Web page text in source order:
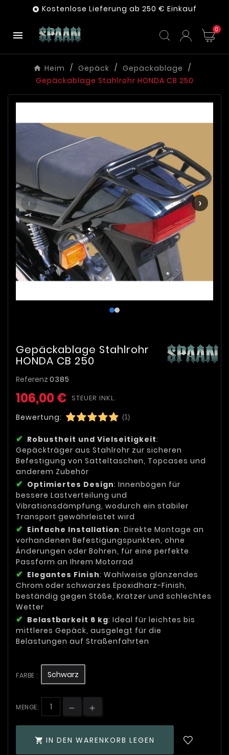
 Kostenlose Lieferung ab 250 € Einkauf
 0
Heim Gepäck
Gepäckablage
Gepäckablage Stahlrohr HONDA CB 250
‹ ›
Gepäckablage Stahlrohr
HONDA CB 250
Referenz 0385
106,00 € STEUER INKL.
Bewertung: (1)
Robustheit und Vielseitigkeit:
Gepäckträger aus Stahlrohr zur sicheren
Befestigung von Satteltaschen, Topcases und
anderem Zubehör
Optimiertes Design: Innenbögen für
bessere Lastverteilung und
Vibrationsdämpfung, wodurch ein stabiler
Transport gewährleistet wird
Einfache Installation: Direkte Montage an
vorhandenen Befestigungspunkten, ohne
Änderungen oder Bohren, für eine perfekte
Passform an Ihrem Motorrad
Elegantes Finish: Wahlweise glänzendes
Chrom oder schwarzes Epoxidharz-Finish,
beständig gegen Stöße, Kratzer und schlechtes
Wetter
Belastbarkeit 6 kg: Ideal für leichtes bis
mittleres Gepäck, ausgelegt für die
Belastungen auf Straßenfahrten
FARBE : Schwarz
MENGE:
 IN DEN WARENKORB LEGEN